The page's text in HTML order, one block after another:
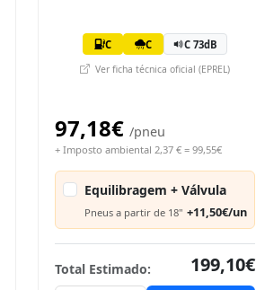
C C C 73dB
Ver ficha técnica oficial (EPREL)
97,18€ /pneu
+ Imposto ambiental 2,37 € = 99,55€
Equilibragem + Válvula
Pneus a partir de 18" +11,50€/un
Total Estimado:
199,10€